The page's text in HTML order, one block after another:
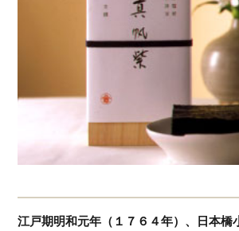
江戸期明和元年（１７６４年）、日本橋